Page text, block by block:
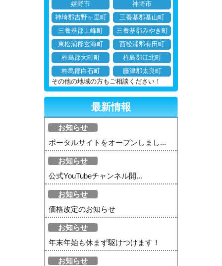
嬉野市
神埼市
神埼郡吉野ヶ里町
三養基郡基山町
三養基郡上峰町
三養基郡みやき町
東松浦郡玄海町
西松浦郡有田町
杵島郡大町町
杵島郡江北町
杵島郡白石町
藤津郡太良町
その他の地域の方もご相談ください！
最新情報
お知らせ
ポータルサイトをオープンしまし...
お知らせ
公式YouTubeチャンネル開...
お知らせ
価格改定のお知らせ
お知らせ
年末年始も休まず駆けつけます！
お知らせ